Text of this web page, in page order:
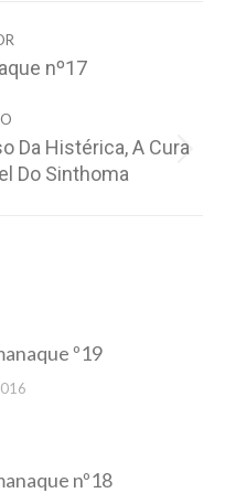
nº17
Da Histérica, A Cura
Do Sinthoma
º19
nº18